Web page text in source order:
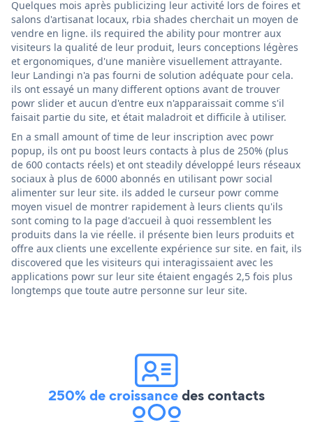
Quelques mois après publicizing leur activité lors de foires et
salons d'artisanat locaux, rbia shades cherchait un moyen de
vendre en ligne. ils required the ability pour montrer aux
visiteurs la qualité de leur produit, leurs conceptions légères
et ergonomiques, d'une manière visuellement attrayante.
leur Landingi n'a pas fourni de solution adéquate pour cela.
ils ont essayé un many different options avant de trouver
powr slider et aucun d'entre eux n'apparaissait comme s'il
faisait partie du site, et était maladroit et difficile à utiliser.
En a small amount of time de leur inscription avec powr
popup, ils ont pu boost leurs contacts à plus de 250% (plus
de 600 contacts réels) et ont steadily développé leurs réseaux
sociaux à plus de 6000 abonnés en utilisant powr social
alimenter sur leur site. ils added le curseur powr comme
moyen visuel de montrer rapidement à leurs clients qu'ils
sont coming to la page d'accueil à quoi ressemblent les
produits dans la vie réelle. il présente bien leurs produits et
offre aux clients une excellente expérience sur site. en fait, ils
discovered que les visiteurs qui interagissaient avec les
applications powr sur leur site étaient engagés 2,5 fois plus
longtemps que toute autre personne sur leur site.
250% de croissancedes contacts